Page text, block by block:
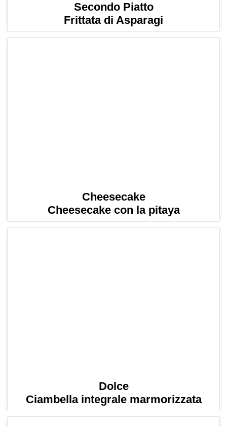
Secondo Piatto
Frittata di Asparagi
Cheesecake
Cheesecake con la pitaya
Dolce
Ciambella integrale marmorizzata